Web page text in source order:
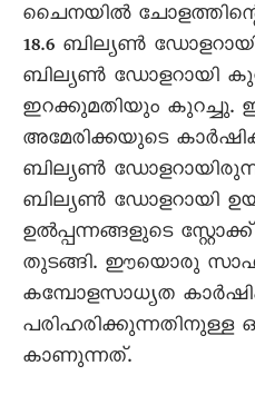
ചെെനയിൽ
18.6 ബില്യൺ
ബില്യൺ ഡോളറായി
ഇറക്കുമതിയും കുറച്ചു.
അമേരിക്കയുടെ കാർഷിക
ബില്യൺ
ബില്യൺ ഡോളറായി
ഉൽപ്പന്നങ്ങളുടെ
തുടങ്ങി. ഈയൊരു
കമ്പോളസാധ്യത
പരിഹരിക്കുന്നതിനുള്ള
കാണുന്നത്.